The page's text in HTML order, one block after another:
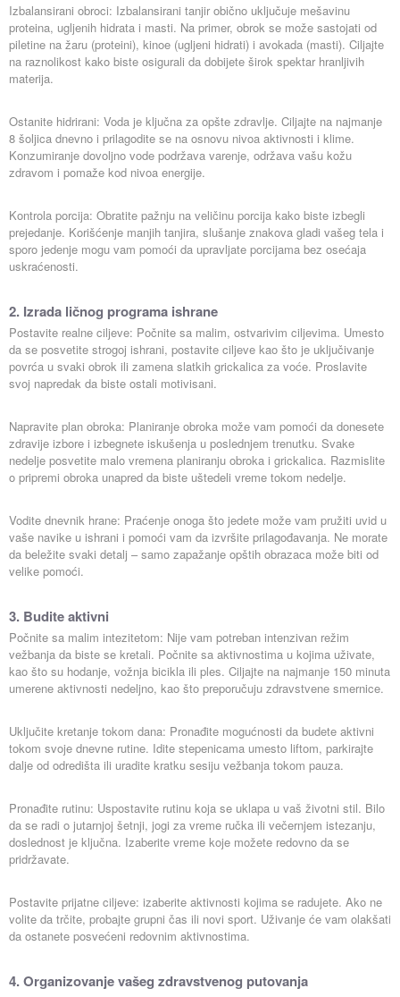
Izbalansirani obroci: Izbalansirani tanjir obično uključuje mešavinu
proteina, ugljenih hidrata i masti. Na primer, obrok se može sastojati od
piletine na žaru (proteini), kinoe (ugljeni hidrati) i avokada (masti). Ciljajte
na raznolikost kako biste osigurali da dobijete širok spektar hranljivih
materija.
Ostanite hidrirani: Voda je ključna za opšte zdravlje. Ciljajte na najmanje
8 šoljica dnevno i prilagodite se na osnovu nivoa aktivnosti i klime.
Konzumiranje dovoljno vode podržava varenje, održava vašu kožu
zdravom i pomaže kod nivoa energije.
Kontrola porcija: Obratite pažnju na veličinu porcija kako biste izbegli
prejedanje. Korišćenje manjih tanjira, slušanje znakova gladi vašeg tela i
sporo jedenje mogu vam pomoći da upravljate porcijama bez osećaja
uskraćenosti.
2. Izrada ličnog programa ishrane
Postavite realne ciljeve: Počnite sa malim, ostvarivim ciljevima. Umesto
da se posvetite strogoj ishrani, postavite ciljeve kao što je uključivanje
povrća u svaki obrok ili zamena slatkih grickalica za voće. Proslavite
svoj napredak da biste ostali motivisani.
Napravite plan obroka: Planiranje obroka može vam pomoći da donesete
zdravije izbore i izbegnete iskušenja u poslednjem trenutku. Svake
nedelje posvetite malo vremena planiranju obroka i grickalica. Razmislite
o pripremi obroka unapred da biste uštedeli vreme tokom nedelje.
Vodite dnevnik hrane: Praćenje onoga što jedete može vam pružiti uvid u
vaše navike u ishrani i pomoći vam da izvršite prilagođavanja. Ne morate
da beležite svaki detalj – samo zapažanje opštih obrazaca može biti od
velike pomoći.
3. Budite aktivni
Počnite sa malim intezitetom: Nije vam potreban intenzivan režim
vežbanja da biste se kretali. Počnite sa aktivnostima u kojima uživate,
kao što su hodanje, vožnja bicikla ili ples. Ciljajte na najmanje 150 minuta
umerene aktivnosti nedeljno, kao što preporučuju zdravstvene smernice.
Uključite kretanje tokom dana: Pronađite mogućnosti da budete aktivni
tokom svoje dnevne rutine. Idite stepenicama umesto liftom, parkirajte
dalje od odredišta ili uradite kratku sesiju vežbanja tokom pauza.
Pronađite rutinu: Uspostavite rutinu koja se uklapa u vaš životni stil. Bilo
da se radi o jutarnjoj šetnji, jogi za vreme ručka ili večernjem istezanju,
doslednost je ključna. Izaberite vreme koje možete redovno da se
pridržavate.
Postavite prijatne ciljeve: izaberite aktivnosti kojima se radujete. Ako ne
volite da trčite, probajte grupni čas ili novi sport. Uživanje će vam olakšati
da ostanete posvećeni redovnim aktivnostima.
4. Organizovanje vašeg zdravstvenog putovanja